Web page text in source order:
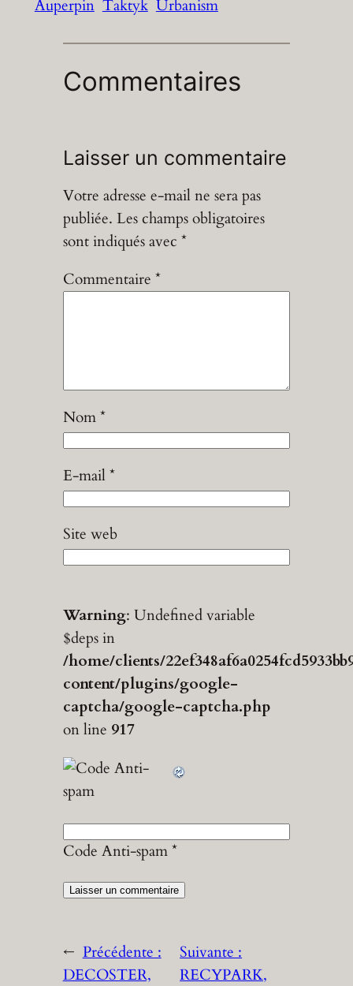
Auperpin Taktyk Urbanism
Commentaires
Laisser un commentaire
Votre adresse e-mail ne sera pas
publiée. Les champs obligatoires
sont indiqués avec *
Commentaire *
Nom*
E-mail*
Site web
Warning: Undefined variable
$deps in
/home/clients/
content/plugins/google-
captcha/google-captcha.php
on line 917
Code Anti-spam*
← Précédente :
DECOSTER,
Suivante :
RECYPARK,